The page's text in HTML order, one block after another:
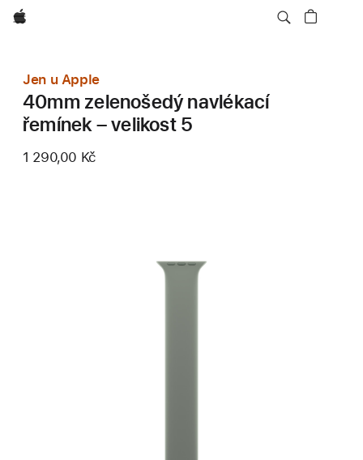
Apple
Jen u Apple
40mm zelenošedý navlékací
řemínek – velikost 5
1 290,00 Kč